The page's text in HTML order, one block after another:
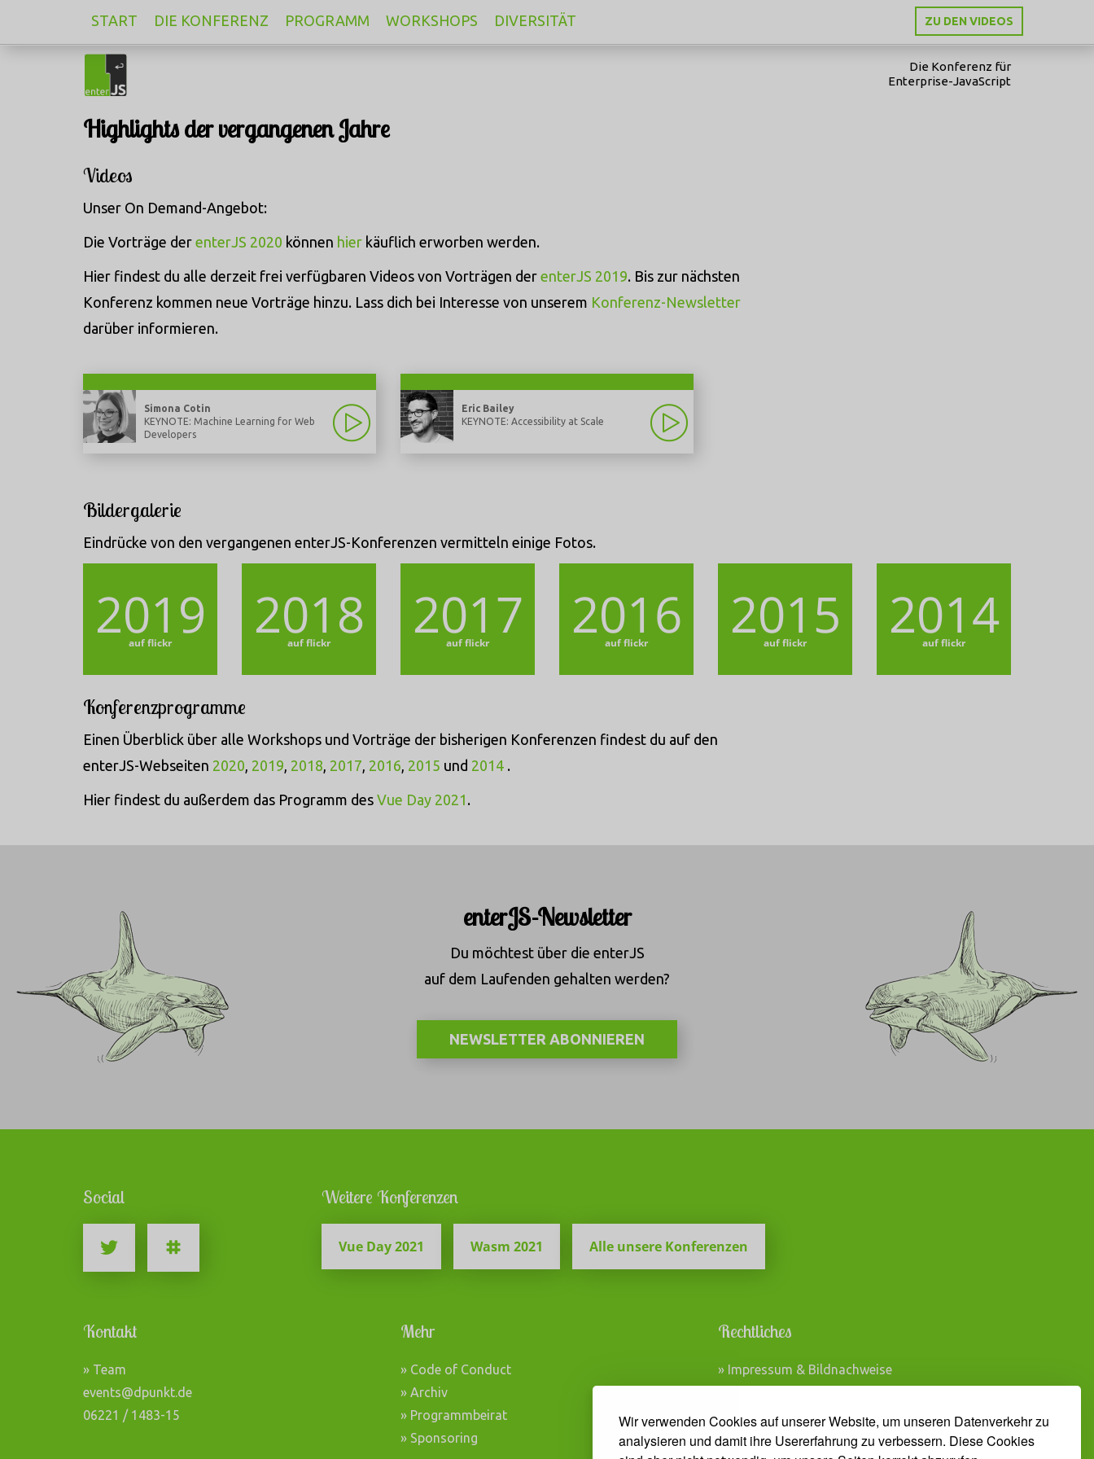
Wir verwenden Cookies auf unserer Website, um unseren Datenverkehr zu
analysieren und damit ihre Usererfahrung zu verbessern. Diese Cookies
START DIE KONFERENZ PROGRAMM WORKSHOPS DIVERSITÄT ZU DEN VIDEOS
Die Konferenz für
Enterprise-JavaScript
Highlights der vergangenen Jahre
Videos
Unser On Demand-Angebot:
Die Vorträge der enterJS 2020 können hier käuflich erworben werden.
Hier findest du alle derzeit frei verfügbaren Videos von Vorträgen der enterJS 2019. Bis zur nächsten
Konferenz kommen neue Vorträge hinzu. Lass dich bei Interesse von unserem Konferenz-Newsletter
darüber informieren.
Simona Cotin
KEYNOTE: Machine Learning for Web
Developers
Eric Bailey
KEYNOTE: Accessibility at Scale
Bildergalerie
Eindrücke von den vergangenen enterJS-Konferenzen vermitteln einige Fotos.
2019
auf flickr 2018
auf flickr 2017
auf flickr 2016
auf flickr 2015
auf flickr 2014
auf flickr
Konferenzprogramme
Einen Überblick über alle Workshops und Vorträge der bisherigen Konferenzen findest du auf den
enterJS-Webseiten 2020 2019 2018 2017 2016 2015 und 2014 .
Hier findest du außerdem das Programm des Vue Day 2021 .
enterJS-Newsletter
Du möchtest über die enterJS
auf dem Laufenden gehalten werden?
NEWSLETTER ABONNIEREN
Social Weitere Konferenzen
Vue Day 2021 Wasm 2021 Alle unsere Konferenzen
Kontakt
» Team
events@dpunkt.de
06221 / 1483-15
Mehr
» Code of Conduct
» Archiv
» Programmbeirat
» Sponsoring
Rechtliches
» Impressum & Bildnachweise
» Datenschutzerklärung Heise Medien
» AGB Veranstaltungen